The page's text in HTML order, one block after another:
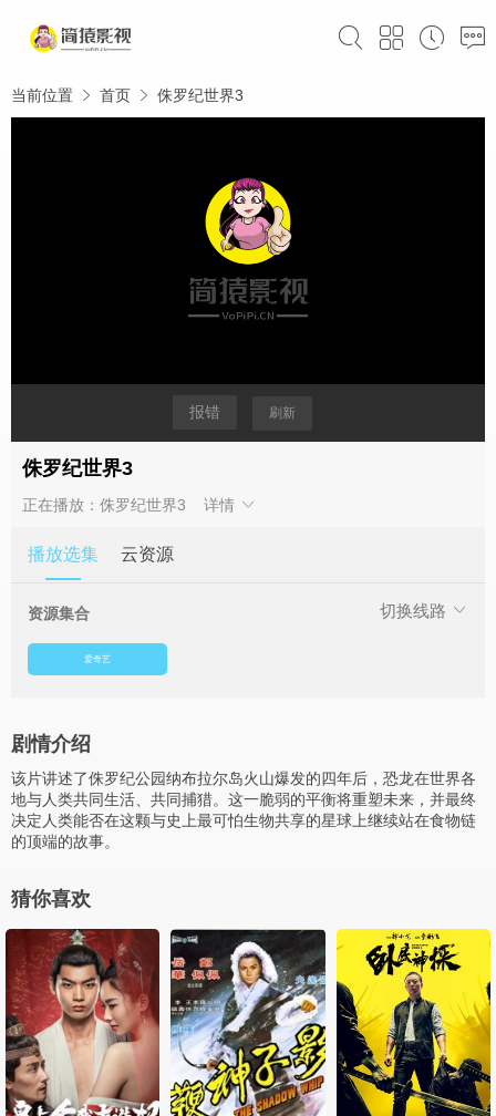
当前位置 首页 侏罗纪世界3
报错 刷新
侏罗纪世界3
正在播放：侏罗纪世界3 详情
播放选集 云资源
切换线路
资源集合
爱奇艺
剧情介绍
该片讲述了侏罗纪公园纳布拉尔岛火山爆发的四年后，恐龙在世界各
地与人类共同生活、共同捕猎。这一脆弱的平衡将重塑未来，并最终
决定人类能否在这颗与史上最可怕生物共享的星球上继续站在食物链
的顶端的故事。
猜你喜欢